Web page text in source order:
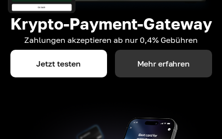
Krypto-Payment-Gateway
Zahlungen akzeptieren ab nur 0,4% Gebühren
Jetzt testen Mehr erfahren